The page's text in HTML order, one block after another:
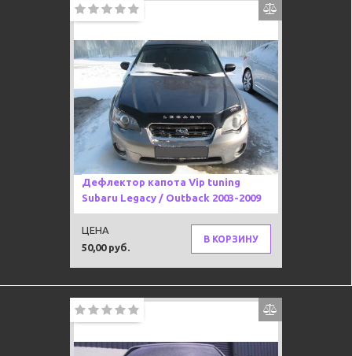
Дефлектор капота Vip tuning
Subaru Legacy / Outback 2003-2009
50,00 руб.
ЦЕНА
В КОРЗИНУ